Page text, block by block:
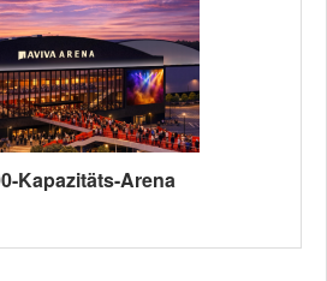
Kapazitäts-Arena